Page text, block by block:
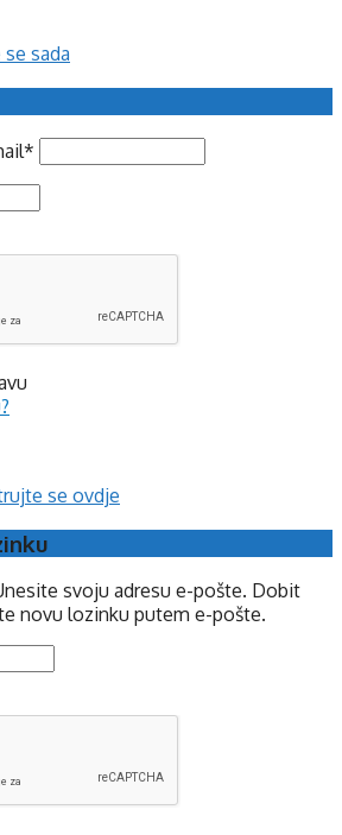
sada
*
se ovdje
svoju adresu e-pošte. Dobit
novu lozinku putem e-pošte.